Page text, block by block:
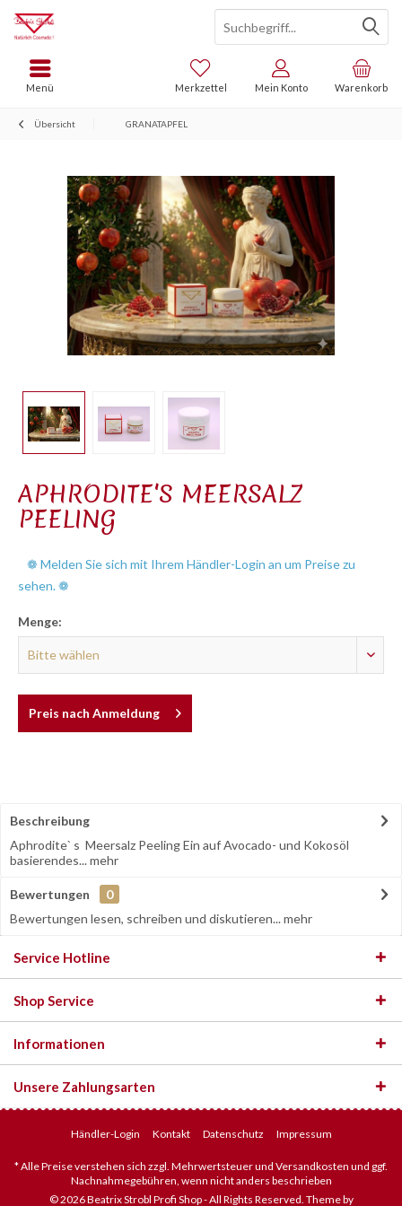
Warenkorb
Merkzettel Mein Konto
Menü
Übersicht GRANATAPFEL
APHRODITE'S MEERSALZ
PEELING
❁ Melden Sie sich mit Ihrem Händler-Login an um Preise zu
sehen. ❁
Menge:
Preis nach Anmeldung
Beschreibung
Aphrodite` s Meersalz Peeling Ein auf Avocado- und Kokosöl
basierendes...mehr
Bewertungen
0
Bewertungen lesen, schreiben und diskutieren...mehr
Service Hotline
Shop Service
Informationen
Unsere Zahlungsarten
Händler-Login Kontakt Datenschutz Impressum
* Alle Preise verstehen sich zzgl. Mehrwertsteuer und Versandkosten und ggf.
Nachnahmegebühren, wenn nicht anders beschrieben
© 2026 Beatrix Strobl Profi Shop - All Rights Reserved. Theme by